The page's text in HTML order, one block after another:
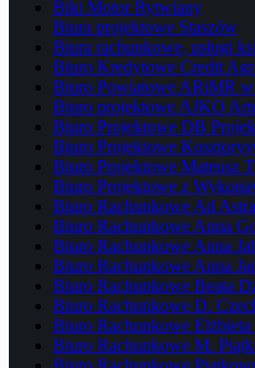
Biki Motor Rytwiany
Biura projektowe Staszów
Biura rachunkowe, usługi
Biuro Kredytowe Credit
Biuro Powiatowe ARiMR w
Biuro projektowe AJKO
Biuro Projektowe DB
Biuro Projektowe
Biuro Projektowe Mateusz
Biuro Projektowe z
Biuro Rachunkowe Ad
Biuro Rachunkowe Anna
Biuro Rachunkowe Anna
Biuro Rachunkowe Anna
Biuro Rachunkowe Beata
Biuro Rachunkowe D.
Biuro Rachunkowe Elżbieta
Biuro Rachunkowe M.